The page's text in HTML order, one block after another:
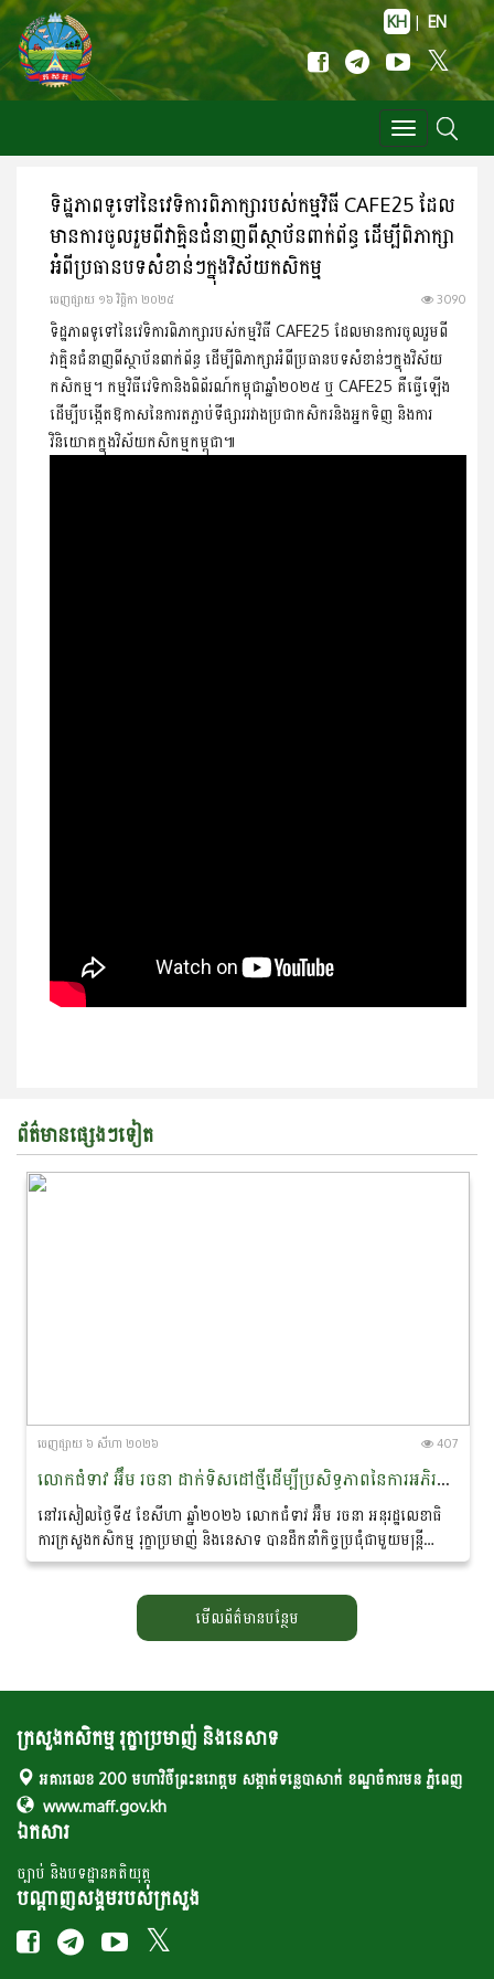
KH | EN
Toggle
navigation
ទិដ្ឋភាពទូទៅនៃវេទិការពិភាក្សារបស់កម្មវិធី CAFE25 ដែល
មានការចូលរួមពីវាគ្មិនជំនាញពីស្ថាប័នពាក់ព័ន្ធ ដើម្បីពិភាក្សា
អំពីប្រធានបទសំខាន់ៗក្នុងវិស័យកសិកម្ម
ចេញ​ផ្សាយ​ ១៦ វិច្ឆិកា ២០២៥ 3090
ទិដ្ឋភាពទូទៅនៃវេទិការពិភាក្សារបស់កម្មវិធី CAFE25 ដែលមានការចូលរួមពី
វាគ្មិនជំនាញពីស្ថាប័នពាក់ព័ន្ធ ដើម្បីពិភាក្សាអំពីប្រធានបទសំខាន់ៗក្នុងវិស័យ
កសិកម្ម។ កម្មវិធីវេទិកានិងពិព័រណ៍កម្ពុជាឆ្នាំ២០២៥ ឬ CAFE25 គឺធ្វើឡើង
ដើម្បីបង្កើតឱកាសនៃការតភ្ជាប់ទីផ្សាររវាងប្រជាកសិករនិងអ្នកទិញ និងការ
វិនិយោគក្នុងវិស័យកសិកម្មកម្ពុជា៕
ព័ត៌មានផ្សេងៗទៀត
ចេញ​ផ្សាយ​ ៦ សីហា ២០២៦ 407
លោកជំទាវ អ៊ឹម រចនា ដាក់ទិសដៅថ្មីដើម្បីប្រសិទ្ធភាពនៃការអភិរក្ស​ផ្សោត​ទន្លេមេគង្គ និងផ្តាំផ្ញើឱ្យឆ្មាំទន្លេយកចិត្តទុកដាក់លើសុវត្ថិភាព​ពេលចេញល្បាតក្នុងរដូវវស្សា
នៅរសៀលថ្ងៃទី៥ ខែសីហា ឆ្នាំ២០២៦ លោកជំទាវ អ៊ឹម រចនា អនុរដ្ឋ​លេខាធិ
ការក្រសួងកសិកម្ម រុក្ខាប្រមាញ់ និងនេសាទ បានដឹកនាំកិច្ចប្រជុំជាមួយមន្ត្រី
ជំនាញ ដែលមានលោកបណ្ឌិត...
មើលព័ត៌មានបន្ថែម
ក្រសួងកសិកម្ម រុក្ខាប្រមាញ់ និងនេសាទ
អគារលេខ 200 មហាវិថីព្រះនរោត្តម សង្កាត់ទន្លេបាសាក់ ខណ្ឌចំការមន ភ្នំពេញ
www.maff.gov.kh
ឯកសារ
ច្បាប់ និងបទដ្ឋានគតិយុត្ត
បណ្តាញសង្គមរបស់ក្រសួង